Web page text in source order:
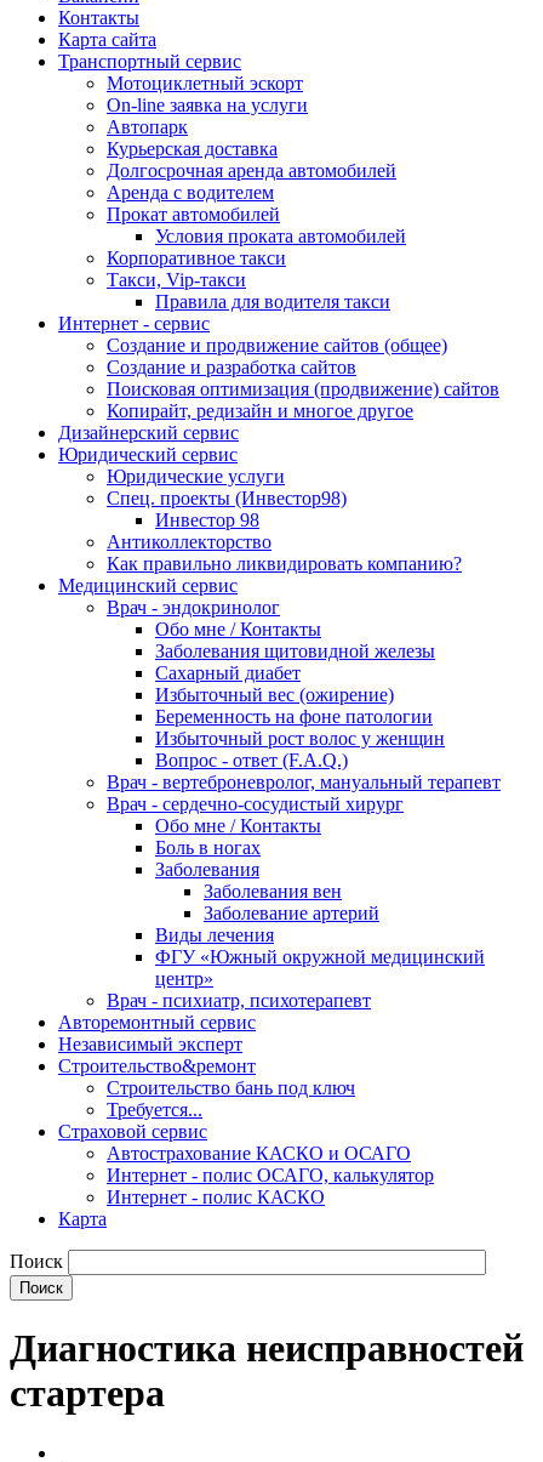
Контакты
Карта сайта
Транспортный сервис
Мотоциклетный эскорт
On-line заявка на услуги
Автопарк
Курьерская доставка
Долгосрочная аренда автомобилей
Аренда с водителем
Прокат автомобилей
Условия проката автомобилей
Корпоративное такси
Такси, Vip-такси
Правила для водителя такси
Интернет - сервис
Создание и продвижение сайтов (общее)
Создание и разработка сайтов
Поисковая оптимизация (продвижение) сайтов
Копирайт, редизайн и многое другое
Дизайнерский сервис
Юридический сервис
Юридические услуги
Спец. проекты (Инвестор98)
Инвестор 98
Антиколлекторство
Как правильно ликвидировать компанию?
Медицинский сервис
Врач - эндокринолог
Обо мне / Контакты
Заболевания щитовидной железы
Сахарный диабет
Избыточный вес (ожирение)
Беременность на фоне патологии
Избыточный рост волос у женщин
Вопрос - ответ (F.A.Q.)
Врач - вертеброневролог, мануальный терапевт
Врач - сердечно-сосудистый хирург
Обо мне / Контакты
Боль в ногах
Заболевания
Заболевания вен
Заболевание артерий
Виды лечения
ФГУ «Южный окружной медицинский
центр»
Врач - психиатр, психотерапевт
Авторемонтный сервис
Независимый эксперт
Строительство&ремонт
Строительство бань под ключ
Требуется...
Страховой сервис
Автострахование КАСКО и ОСАГО
Интернет - полис ОСАГО, калькулятор
Интернет - полис КАСКО
Карта
Поиск
Диагностика неисправностей
стартера